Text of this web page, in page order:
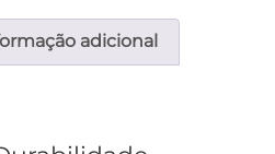
adicional